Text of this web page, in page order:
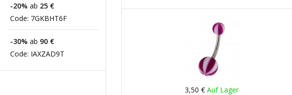
-20% ab 25 €
Code: 7GKBHT6F
-30% ab 90 €
Code: IAXZAD9T
3,50 € Auf Lager